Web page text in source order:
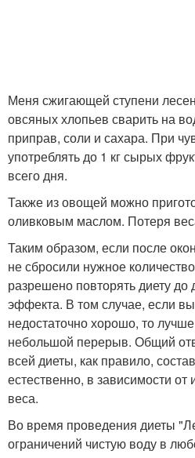
Меня сжигающей ступени
овсяных хлопьев сварить на
приправ, соли и сахара. При
употреблять до 1 кг сырых
всего дня.
Также из овощей можно
оливковым маслом. Потеря
Таким образом, если после
не сбросили нужное
разрешено повторять диету до
эффекта. В том случае, если вы
недостаточно хорошо, то
небольшой перерыв. Общий
всей диеты, как правило,
естественно, в зависимости от
веса.
Во время проведения диеты
ограничений чистую воду в